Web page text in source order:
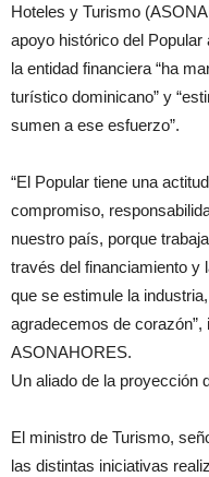
Hoteles y Turismo
apoyo histórico del
la entidad financiera “ha
turístico dominicano” y
sumen a ese esfuerzo”.
“El Popular tiene una
compromiso,
nuestro país, porque
través del financiamiento y
que se estimule la
agradecemos de corazón”,
ASONAHORES.
Un aliado de la proyección
El ministro de Turismo,
las distintas iniciativas